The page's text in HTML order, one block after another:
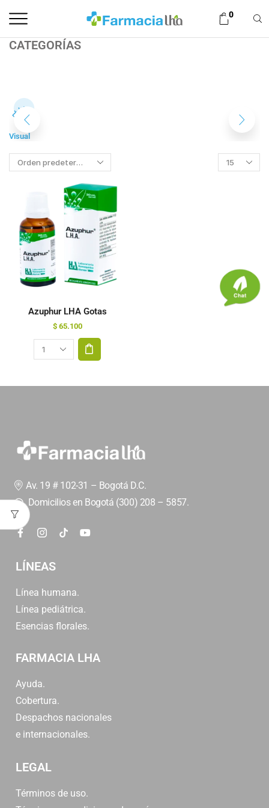
0
CATEGORÍAS
Visual
Azuphur LHA Gotas
$65.100
Av. 19 # 102-31 – Bogotá D.C.
Domicilios en Bogotá (300) 208 – 5857.
LÍNEAS
Línea humana.
Línea pediátrica.
Esencias florales.
FARMACIA LHA
Ayuda.
Cobertura.
Despachos nacionales
e internacionales.
LEGAL
Términos de uso.